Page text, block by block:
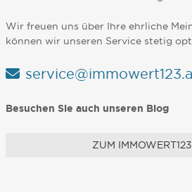
Wir freuen uns über Ihre ehrliche
können wir unseren Service stetig
Besuchen Sie auch unseren Blog
ZUM